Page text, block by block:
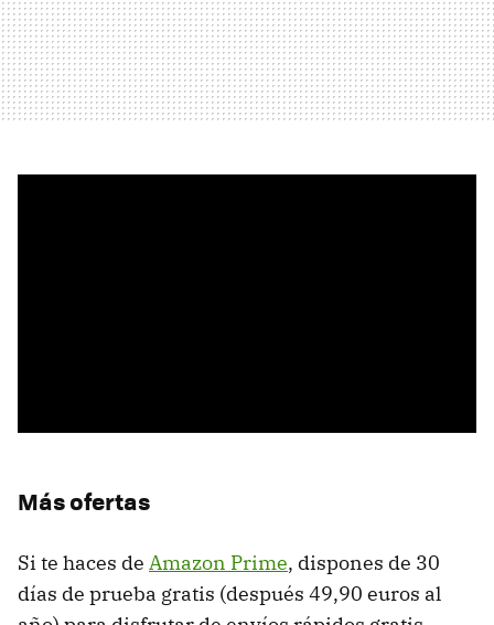
Más ofertas
Si te haces de Amazon Prime, dispones de 30
días de prueba gratis (después 49,90 euros al